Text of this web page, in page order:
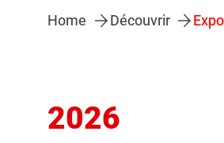
Home Découvrir
2026